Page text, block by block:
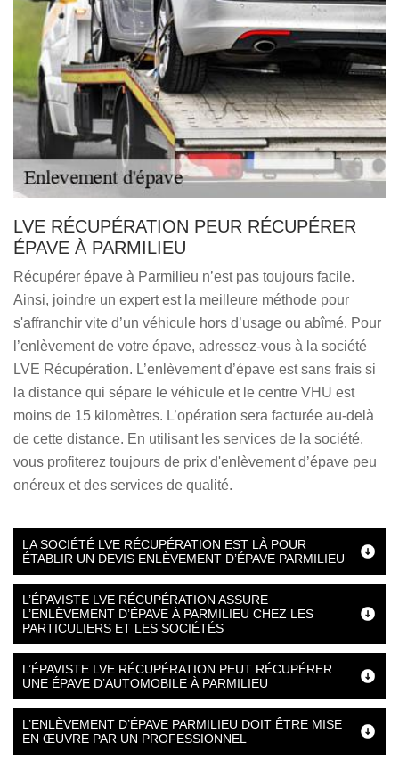
LVE RÉCUPÉRATION PEUR RÉCUPÉRER
ÉPAVE À PARMILIEU
Récupérer épave à Parmilieu n’est pas toujours facile.
Ainsi, joindre un expert est la meilleure méthode pour
s'affranchir vite d’un véhicule hors d’usage ou abîmé. Pour
l’enlèvement de votre épave, adressez-vous à la société
LVE Récupération. L’enlèvement d’épave est sans frais si
la distance qui sépare le véhicule et le centre VHU est
moins de 15 kilomètres. L’opération sera facturée au-delà
de cette distance. En utilisant les services de la société,
vous profiterez toujours de prix d'enlèvement d’épave peu
onéreux et des services de qualité.
LA SOCIÉTÉ LVE RÉCUPÉRATION EST LÀ POUR
ÉTABLIR UN DEVIS ENLÈVEMENT D’ÉPAVE PARMILIEU
L’ÉPAVISTE LVE RÉCUPÉRATION ASSURE
L’ENLÈVEMENT D’ÉPAVE À PARMILIEU CHEZ LES
PARTICULIERS ET LES SOCIÉTÉS
L’ÉPAVISTE LVE RÉCUPÉRATION PEUT RÉCUPÉRER
UNE ÉPAVE D’AUTOMOBILE À PARMILIEU
L’ENLÈVEMENT D’ÉPAVE PARMILIEU DOIT ÊTRE MISE
EN ŒUVRE PAR UN PROFESSIONNEL